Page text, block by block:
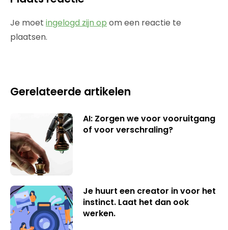
Je moet ingelogd zijn op om een reactie te
plaatsen.
Gerelateerde artikelen
AI: Zorgen we voor vooruitgang
of voor verschraling?
Je huurt een creator in voor het
instinct. Laat het dan ook
werken.